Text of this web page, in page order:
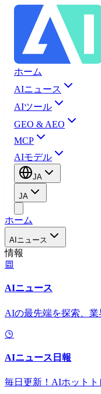
ホーム
AIニュース
AIツール
GEO & AEO
MCP
AIモデル
JA
JA
ホーム
AIニュース
情報
AIニュース
AIの最先端を探索、
AIニュース日報
毎日更新！AIホット